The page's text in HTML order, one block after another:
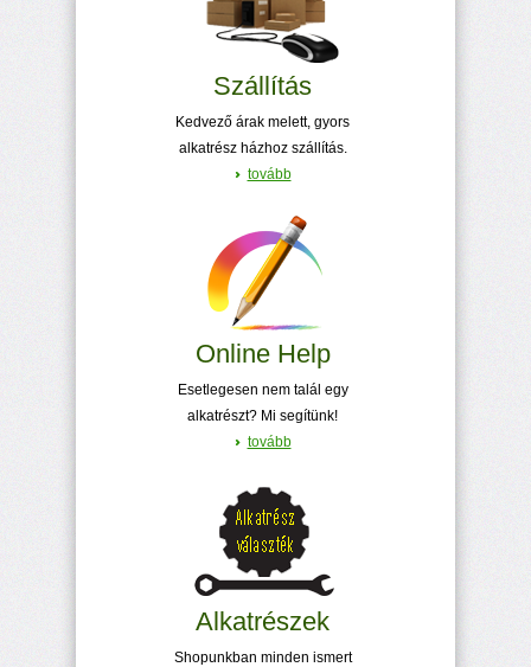
Szállítás
Kedvező árak melett, gyors
alkatrész házhoz szállítás.
tovább
Online Help
Esetlegesen nem talál egy
alkatrészt? Mi segítünk!
tovább
Alkatrészek
Shopunkban minden ismert